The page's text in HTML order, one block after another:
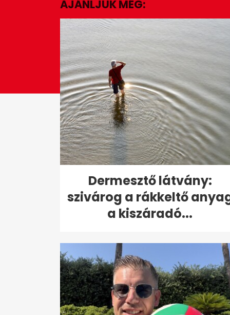
2
secondsVolume
0%
AJÁNLJUK MÉG:
Dermesztő látvány:
szivárog a rákkeltő
a kiszáradó...